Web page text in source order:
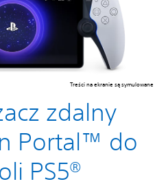
zdalny
Portal™ do
PS5®
Treści na ekranie są symulowane